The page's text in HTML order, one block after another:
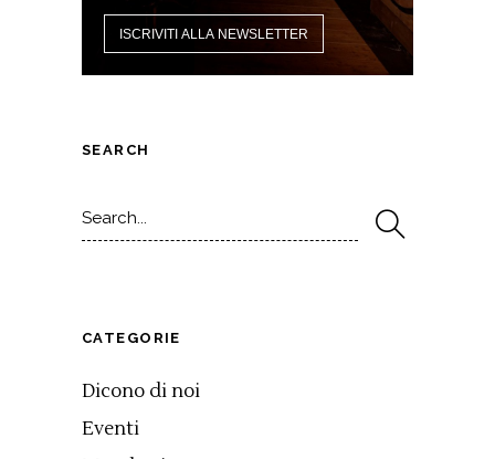
SEARCH
for:
CATEGORIE
Dicono di noi
Eventi